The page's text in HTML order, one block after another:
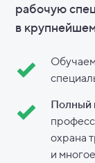
рабочую
в
Полный
охрана
и